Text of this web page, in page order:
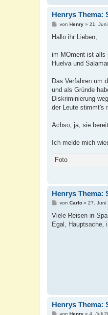
Henrys Thema:
B
i
a
von Henry» 21.
Hallo ihr Lieben,
im MOment ist alls
Huelva und
Das Verfahren um
und als Gründe
Diskriminierung
der Leute stimmt's
Achso, ja, sie
Ich melde mich
Foto
Henrys Thema:
B
i
r
von Carlo» 27. Juni
Viele Reisen in
Egal, Hauptsache,
Henrys Thema:
Bvon Henry» 4. Juli